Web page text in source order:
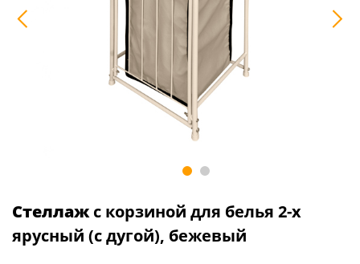
Стеллаж с корзиной для белья 2-х
ярусный (с дугой), бежевый